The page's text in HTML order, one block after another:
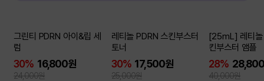
그린티 PDRN 아이&립 세
럼
30% 16,800원
24,000원
레티놀 PDRN 스킨부스터
토너
30% 17,500원
25,000원
[25mL] 레티놀
킨부스터 앰플
28%
40,000원